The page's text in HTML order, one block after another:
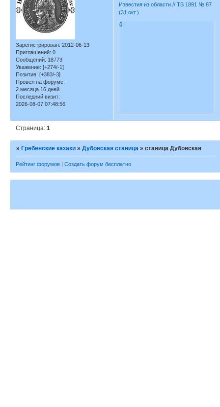
Зарегистрирован: 2012-06-13
Приглашений: 0
Сообщений: 18773
Уважение: [+274/-1]
Позитив: [+383/-3]
Провел на форуме:
2 месяца 16 дней
Последний визит:
2026-08-07 07:48:56
Известия из области // ТВ 1891 № 87
(31 окт.)
0
Страница:1
» Гребенские казаки »Дубовская станица »станица Дубовская
Рейтинг форумов | Создать форум бесплатно